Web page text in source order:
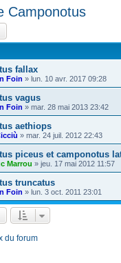
Camponotus
fallax
Foin » lun. 10 avr. 2017 09:28
vagus
Foin » mar. 28 mai 2013 23:42
aethiops
» mar. 24 juil. 2012 22:43
piceus et camponotus
Marrou » jeu. 17 mai 2012 11:57
truncatus
Foin » lun. 3 oct. 2011 23:01
du forum